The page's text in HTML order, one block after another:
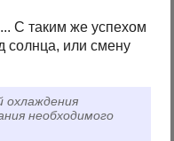
С таким же успехом
солнца, или смену
охлаждения
необходимого